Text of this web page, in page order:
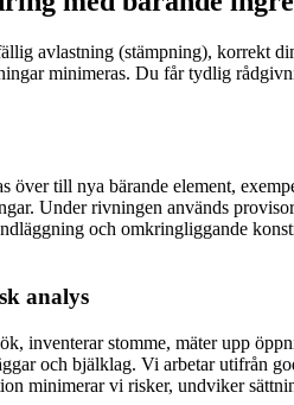
avlastning (stämpning), korrekt
minimeras. Du får tydlig
till nya bärande element,
Under rivningen används
och omkringliggande
analys
inventerar stomme, mäter upp
och bjälklag. Vi arbetar utifrån
minimerar vi risker, undviker